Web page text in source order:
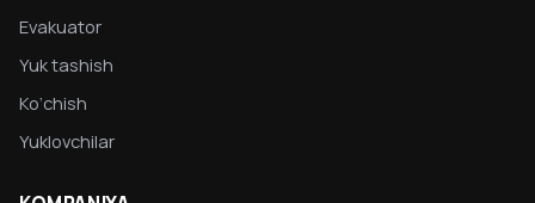
Evakuator
Yuk tashish
Ko‘chish
Yuklovchilar